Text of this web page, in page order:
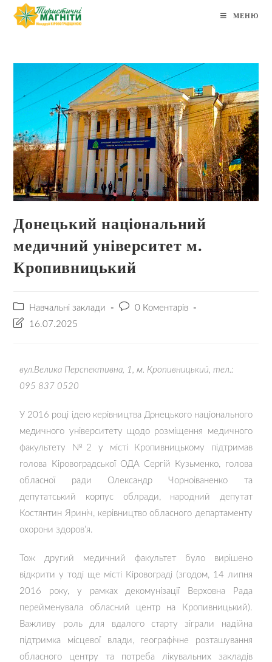
МЕНЮ
Донецький національний
медичний університет м.
Кропивницький
Навчальні заклади
0 Коментарів
16.07.2025
вул.Велика Перспективна, 1, м. Кропивницький, тел.:
095 837 0520
У 2016 році ідею керівництва Донецького національного
медичного університету щодо розміщення медичного
факультету №2 у місті Кропивницькому підтримав
голова Кіровоградської ОДА Сергій Кузьменко, голова
обласної ради Олександр Чорноіваненко та
депутатський корпус облради, народний депутат
Костянтин Яриніч, керівництво обласного департаменту
охорони здоров’я.
Тож другий медичний факультет було вирішено
відкрити у тоді ще місті Кіровограді (згодом, 14 липня
2016 року, у рамках декомунізації Верховна Рада
перейменувала обласний центр на Кропивницький).
Важливу роль для вдалого старту зіграли надійна
підтримка місцевої влади, географічне розташування
обласного центру та потреба лікувальних закладів